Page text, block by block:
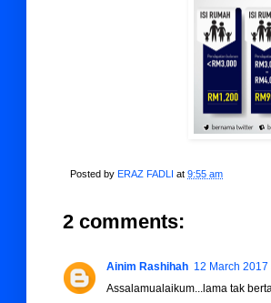
Posted by ERAZ FADLI at 9:55 am
2 comments:
Ainim Rashihah 12 March 2017
Assalamualaikum...lama tak